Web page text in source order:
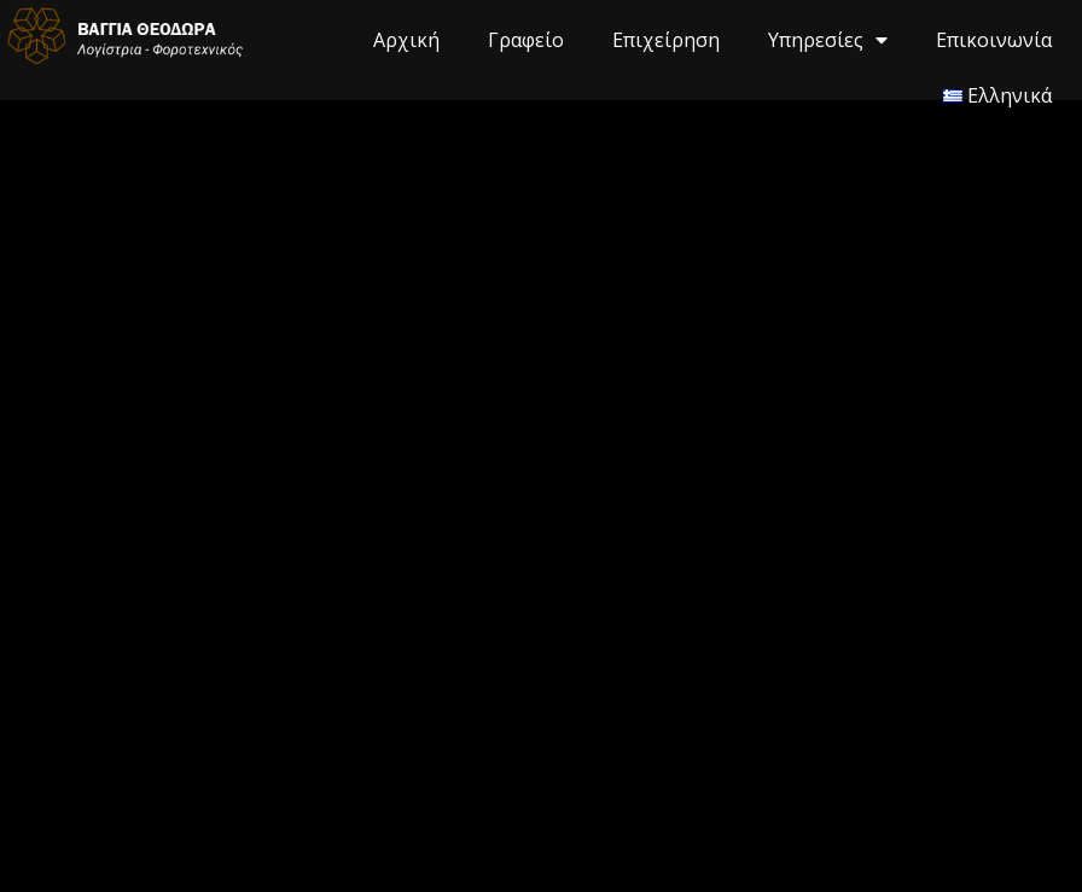
Αρχική Γραφείο Επιχείρηση Υπηρεσίες Επικοινωνία
Ελληνικά